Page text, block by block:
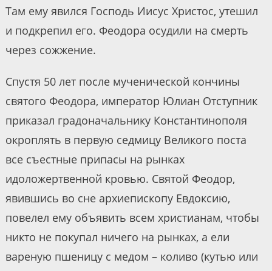
Там ему явился Господь Иисус Христос, утешил
и подкрепил его. Феодора осудили на смерть
через сожжение.
Спустя 50 лет после мученической кончины
святого Феодора, император Юлиан Отступник
приказал градоначальнику Константинополя
окроплять в первую седмицу Великого поста
все съестные припасы на рынках
идоложертвенной кровью. Святой Феодор,
явившись во сне архиепископу Евдоксию,
повелел ему объявить всем христианам, чтобы
никто не покупал ничего на рынках, а ели
вареную пшеницу с медом – коливо (кутью или